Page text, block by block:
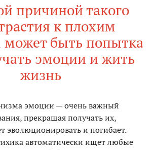
причиной такого
к плохим
может быть попытка
эмоции и жить
жизнь
эмоции — очень важный
прекращая получать их,
эволюционировать и погибает.
автоматически ищет любые